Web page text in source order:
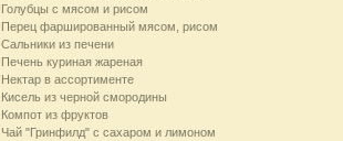
Голубцы с мясом и рисом
Перец фаршированный мясом, рисом
Сальники из печени
Печень куриная жареная
Нектар в ассортименте
Кисель из черной смородины
Компот из фруктов
Чай "Гринфилд" с сахаром и лимоном